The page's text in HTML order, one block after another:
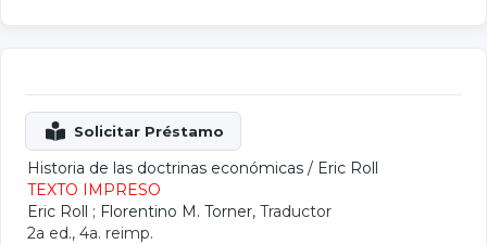
Historia de las doctrinas económicas / Eric Roll
TEXTO IMPRESO
Eric Roll ; Florentino M. Torner, Traductor
2a ed., 4a. reimp.